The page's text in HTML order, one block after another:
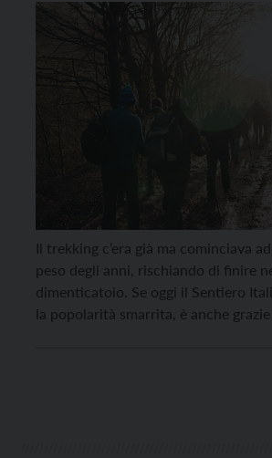
Il trekking c’era già ma cominciava ad
peso degli anni, rischiando di finire
dimenticatoio. Se oggi il Sentiero
la popolarità smarrita, è anche grazie